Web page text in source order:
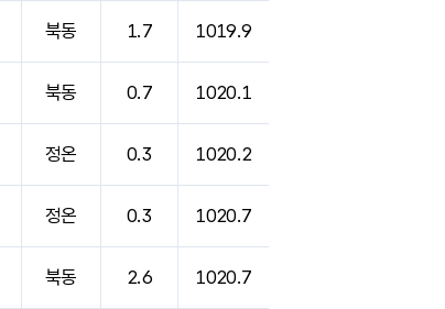
북동 1.7 1019.9
북동 0.7 1020.1
정온 0.3 1020.2
정온 0.3 1020.7
북동 2.6 1020.7